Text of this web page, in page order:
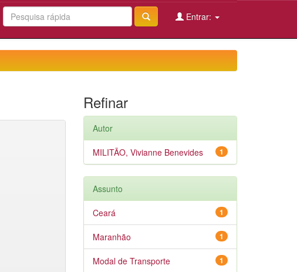
Entrar:
Refinar
Autor
1
MILITÃO, Vivianne Benevides
Assunto
1
Ceará
1
Maranhão
1
Modal de Transporte